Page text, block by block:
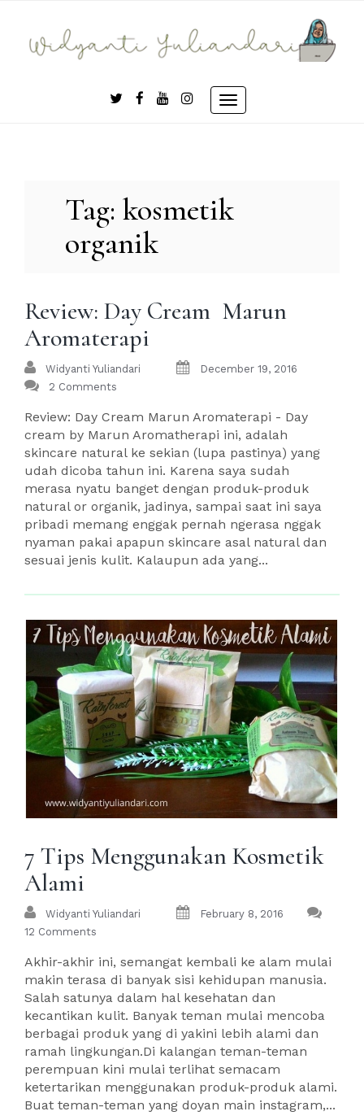
content
Toggle
Tag: kosmetik
organik
Review: Day Cream Marun
Aromaterapi
Widyanti Yuliandari
December 19, 2016
2 Comments
Review: Day Cream Marun Aromaterapi - Day
cream by Marun Aromatherapi ini, adalah
skincare natural ke sekian (lupa pastinya) yang
udah dicoba tahun ini. Karena saya sudah
merasa nyatu banget dengan produk-produk
natural or organik, jadinya, sampai saat ini saya
pribadi memang enggak pernah ngerasa nggak
nyaman pakai apapun skincare asal natural dan
sesuai jenis kulit. Kalaupun ada yang...
7 Tips Menggunakan Kosmetik
Alami
Widyanti Yuliandari
February 8, 2016
12 Comments
Akhir-akhir ini, semangat kembali ke alam mulai
makin terasa di banyak sisi kehidupan manusia.
Salah satunya dalam hal kesehatan dan
kecantikan kulit. Banyak teman mulai mencoba
berbagai produk yang di yakini lebih alami dan
ramah lingkungan.Di kalangan teman-teman
perempuan kini mulai terlihat semacam
ketertarikan menggunakan produk-produk alami.
Buat teman-teman yang doyan main instagram,...